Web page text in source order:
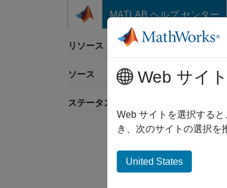
コンテンツへスキップ
MATLAB ヘルプ センター
リソース
ソース
ステータス
Web サイ
Web サイトを選択する
き、次のサイトの選択を
United States